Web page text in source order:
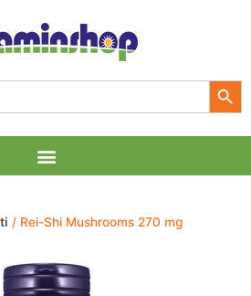
Search Button
Menu
/ Rei-Shi Mushrooms 270 mg